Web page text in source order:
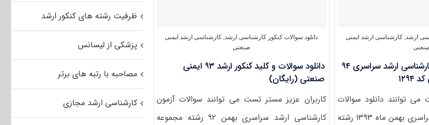
ارشد,کارشناسی ارشد ایمنی
دانلود سوالات آزمون کارشناسی ارشد سراسری ۹۴
توانند دانلود سوالات
کنکور کارشناسی ارشد سراسری بهمن ماه ۱۳۹۳ رشته
دانلود سوالات کنکور کارشناسی ارشد, کارشناسی ارشد ایمنی
صنعتی
دانلود سوالات و کلید کنکور ارشد ۹۳ ایمنی
صنعتی (رایگان)
کاربران عزیز مستر تست می توانند سوالات آزمون
کارشناسی ارشد سراسری بهمن ۹۲ رشته مجموعه
ظرفیت رشته های کنکور ارشد
پزشکی از لیسانس
مصاحبه با رتبه های برتر
کارشناسی ارشد مجازی